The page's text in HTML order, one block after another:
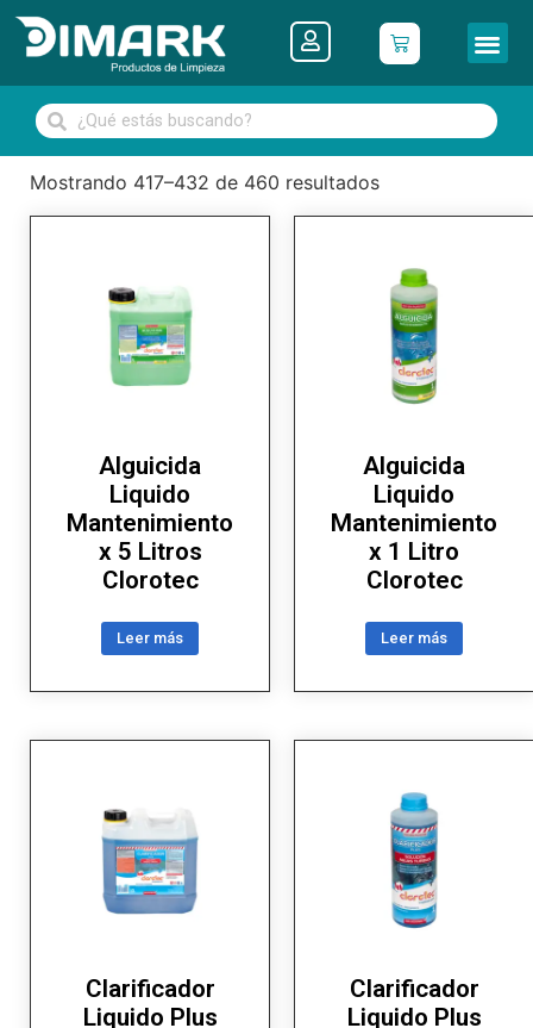
Mostrando 417–432 de 460 resultados
Alguicida
Liquido
Mantenimiento
x 5 Litros
Clorotec
Leer más
Alguicida
Liquido
Mantenimiento
x 1 Litro
Clorotec
Leer más
Clarificador
Liquido Plus
Clarificador
Liquido Plus